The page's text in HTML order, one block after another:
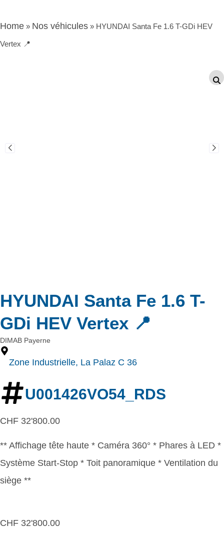
Home » Nos véhicules » HYUNDAI Santa Fe 1.6 T-GDi HEV
Vertex 📍
HYUNDAI Santa Fe 1.6 T-
GDi HEV Vertex 📍
DIMAB Payerne
Zone Industrielle, La Palaz C 36
U001426VO54_RDS
CHF 32'800.00
** Affichage tête haute * Caméra 360° * Phares à LED *
Système Start-Stop * Toit panoramique * Ventilation du
siège **
CHF 32'800.00